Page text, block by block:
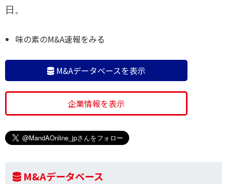
日。
味の素のM&A速報をみる
M&Aデータベースを表示
企業情報を表示
M&Aデータベース